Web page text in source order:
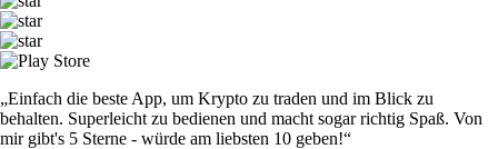
„Einfach die beste App, um Krypto zu traden und im Blick zu
behalten. Superleicht zu bedienen und macht sogar richtig Spaß. Von
mir gibt's 5 Sterne - würde am liebsten 10 geben!“